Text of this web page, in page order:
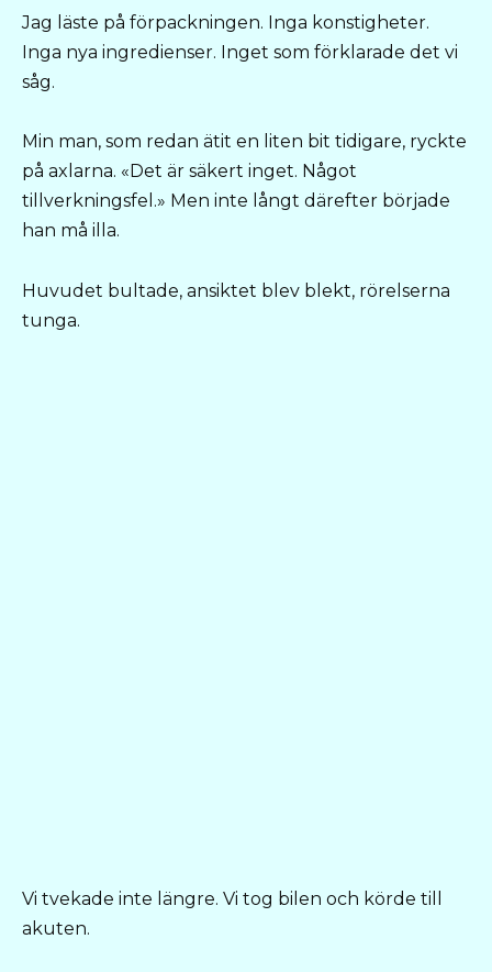
Jag läste på förpackningen. Inga konstigheter.
Inga nya ingredienser. Inget som förklarade det vi
såg.
Min man, som redan ätit en liten bit tidigare, ryckte
på axlarna. «Det är säkert inget. Något
tillverkningsfel.» Men inte långt därefter började
han må illa.
Huvudet bultade, ansiktet blev blekt, rörelserna
tunga.
Vi tvekade inte längre. Vi tog bilen och körde till
akuten.